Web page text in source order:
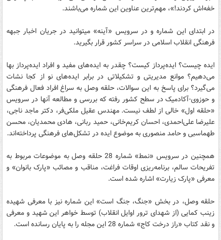
خفه‌اش کردند!»، مهم‌ترین عناوین این شماره می‌باشند.
در ابتدای این شماره و در سرویس «آینه» می­توانید در جریان اخبار جبهه
فرهنگی انقلاب اسلامی در سراسر کشور قرار بگیرید.
ایده چیست؟ ایده‌پرداز کیست؟ چقدر به ایده‌های مفید و افراد ایده‌پرداز بها
می‌دهیم؟ موانع مدیریتی و تشکیلاتی در برابر ایده‌های نو از کجا نشات
می‌گیرد؟ برای پاسخ به این سوالات، حلقه وصل به سراغ افراد فعال فرهنگی
و حوزوی-آکادمیک در سطح کشور رفته که بررسی و مطالعه آنها در سرویس
«حلقه اول» خالی از لطف نیست. مهندس عقیل ملکی‌فر، دکتر ماجد ناجی،
علیرضا علی‌احمدی، احسان کریم‌خانی، حمید ربانی، هادی محمدیان، محسن
طهماسبی و حامد منصوری به موضوع ایده در تشکل‌های فرهنگی پرداخته‌اند.
همچنین در سرویس «نمط» شماره 28 حلقه وصل به موضوعات مربوط به
تفریحات سالم، برنامه‌ریزی اوقات فراغت، مناقب و مصائب «پارک بانوان» و
معرفی «پارک زیارت» اشاره شده است.
حلقه وصل، در بخش «جنگ، جنگ است» این شماره نیز با معرفی شهیده
زینب کمایی (از شهدای ترور اوایل انقلاب) توسط خواهر این شهید و معرفی
و نقد کتاب «راز درخت کاج» شماره 28 این مجله را به پایان رسانده است.